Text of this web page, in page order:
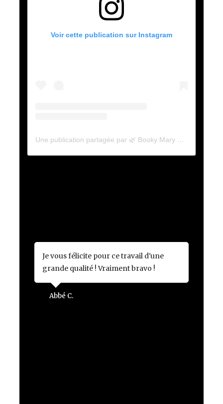
Voir cette publication sur Instagram
Une publication partagée par 🌿 Booky Mary 🌿 (@booky_mary)
Je vous félicite pour ce travail d'une
grande qualité ! Vraiment bravo !
Abbé C.